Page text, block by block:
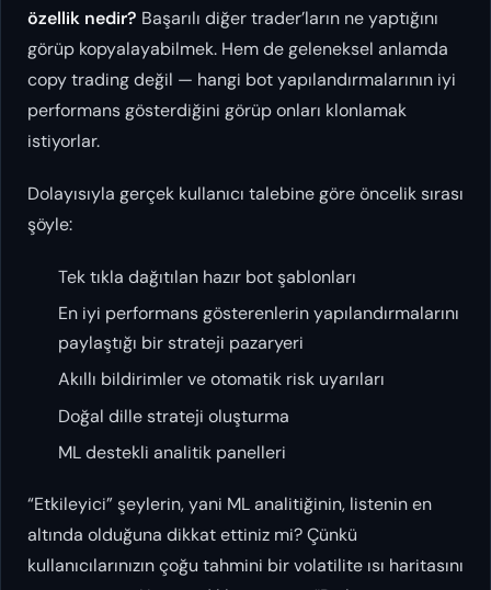
özellik nedir? Başarılı diğer trader’ların ne yaptığını
görüp kopyalayabilmek. Hem de geleneksel anlamda
copy trading değil — hangi bot yapılandırmalarının iyi
performans gösterdiğini görüp onları klonlamak
istiyorlar.
Dolayısıyla gerçek kullanıcı talebine göre öncelik sırası
şöyle:
Tek tıkla dağıtılan hazır bot şablonları
En iyi performans gösterenlerin yapılandırmalarını
paylaştığı bir strateji pazaryeri
Akıllı bildirimler ve otomatik risk uyarıları
Doğal dille strateji oluşturma
ML destekli analitik panelleri
“Etkileyici” şeylerin, yani ML analitiğinin, listenin en
altında olduğuna dikkat ettiniz mi? Çünkü
kullanıcılarınızın çoğu tahmini bir volatilite ısı haritasını